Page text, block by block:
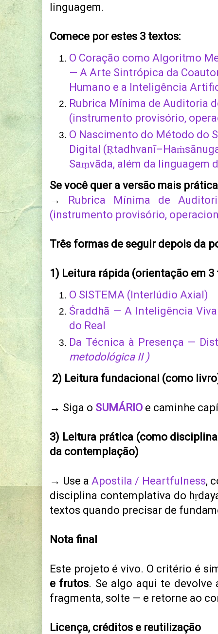
linguagem.
Comece por estes 3 textos:
O Coração como Algoritmo
— A Arte Sintrópica da
Humano e a Inteligência
Rubrica Mínima de Auditoria
(instrumento provisório,
O Nascimento do Método do
Digital
Saṃvāda, além da linguagem
Se você quer a versão mais
→ Rubrica Mínima de
(instrumento provisório,
Três formas de seguir depois da
1) Leitura rápida (orientação em
O SISTEMA (Interlúdio Axial)
Śraddhā — A Inteligência
do Real
Da Técnica à Presença —
metodológica II )
2) Leitura fundacional (como
→ Siga o SUMÁRIO e caminhe
3) Leitura prática (como
da contemplação)
→ Use a Apostila / Heartfulness,
disciplina contemplativa do
textos quando precisar de
Nota final
Este projeto é vivo. O critério é
e frutos. Se algo aqui te devolve
fragmenta, solte — e retorne ao
Licença, créditos e reutilização